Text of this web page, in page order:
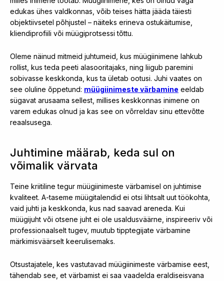
edukas ühes valdkonnas, võib teises hätta jääda täiesti
objektiivsetel põhjustel – näiteks erineva ostukäitumise,
kliendiprofiili või müügiprotsessi tõttu.
Oleme näinud mitmeid juhtumeid, kus müügiinimene lahkub
rollist, kus teda peeti alasooritajaks, ning liigub paremini
sobivasse keskkonda, kus ta ületab ootusi. Juhi vaates on
see oluline õppetund: müügiinimeste värbamine eeldab
sügavat arusaama sellest, millises keskkonnas inimene on
varem edukas olnud ja kas see on võrreldav sinu ettevõtte
reaalsusega.
Juhtimine määrab, keda sul on
võimalik värvata
Teine kriitiline tegur müügiinimeste värbamisel on juhtimise
kvaliteet. A-taseme müügitalendid ei otsi lihtsalt uut töökohta,
vaid juhti ja keskkonda, kus nad saavad areneda. Kui
müügijuht või otsene juht ei ole usaldusväärne, inspireeriv või
professionaalselt tugev, muutub tipptegijate värbamine
märkimisväärselt keerulisemaks.
Otsustajatele, kes vastutavad müügiinimeste värbamise eest,
tähendab see, et värbamist ei saa vaadelda eraldiseisvana